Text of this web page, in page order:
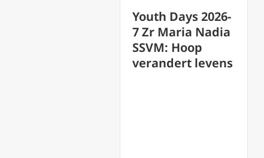
Youth Days 2026-
6: Pater
Ambrosini over
hoe metafysica